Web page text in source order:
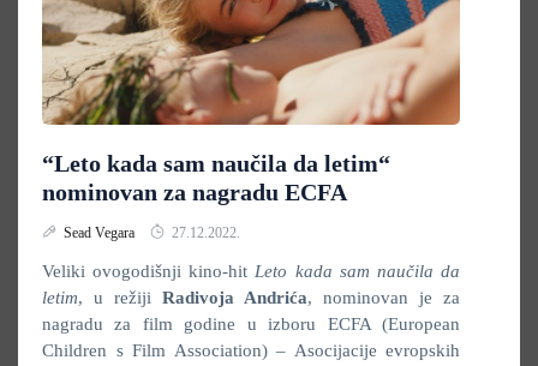
“Leto kada sam naučila da letim“
nominovan za nagradu ECFA
Sead Vegara 27.12.2022.
Veliki ovogodišnji kino-hit Leto kada sam naučila da
letim, u režiji Radivoja Andrića, nominovan je za
nagradu za film godine u izboru ECFA (European
Children s Film Association) – Asocijacije evropskih